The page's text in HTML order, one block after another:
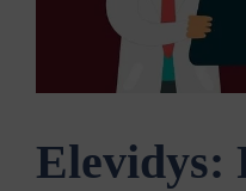
Elevidys: